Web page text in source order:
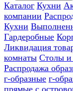
Каталог Кухни
компании
Кухни
Гардеробные
Ликвидация
комнаты Столы и
Распродажа
г-образные г-
прямые с